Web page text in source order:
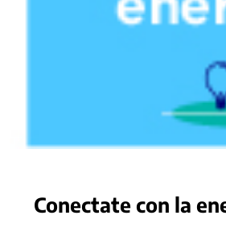
Conectate con la